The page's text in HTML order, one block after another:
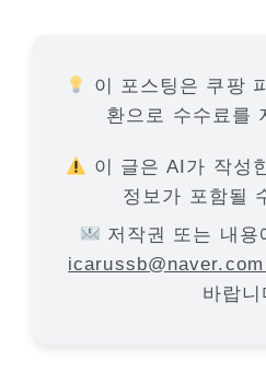
이 포스팅은 쿠팡
환으로 수수료를
이 글은 AI가 작성
정보가 포함될
저작권 또는 내용
icarussb@naver.com
바랍니